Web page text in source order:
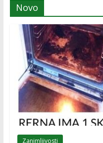
Novo
Zanimljivosti